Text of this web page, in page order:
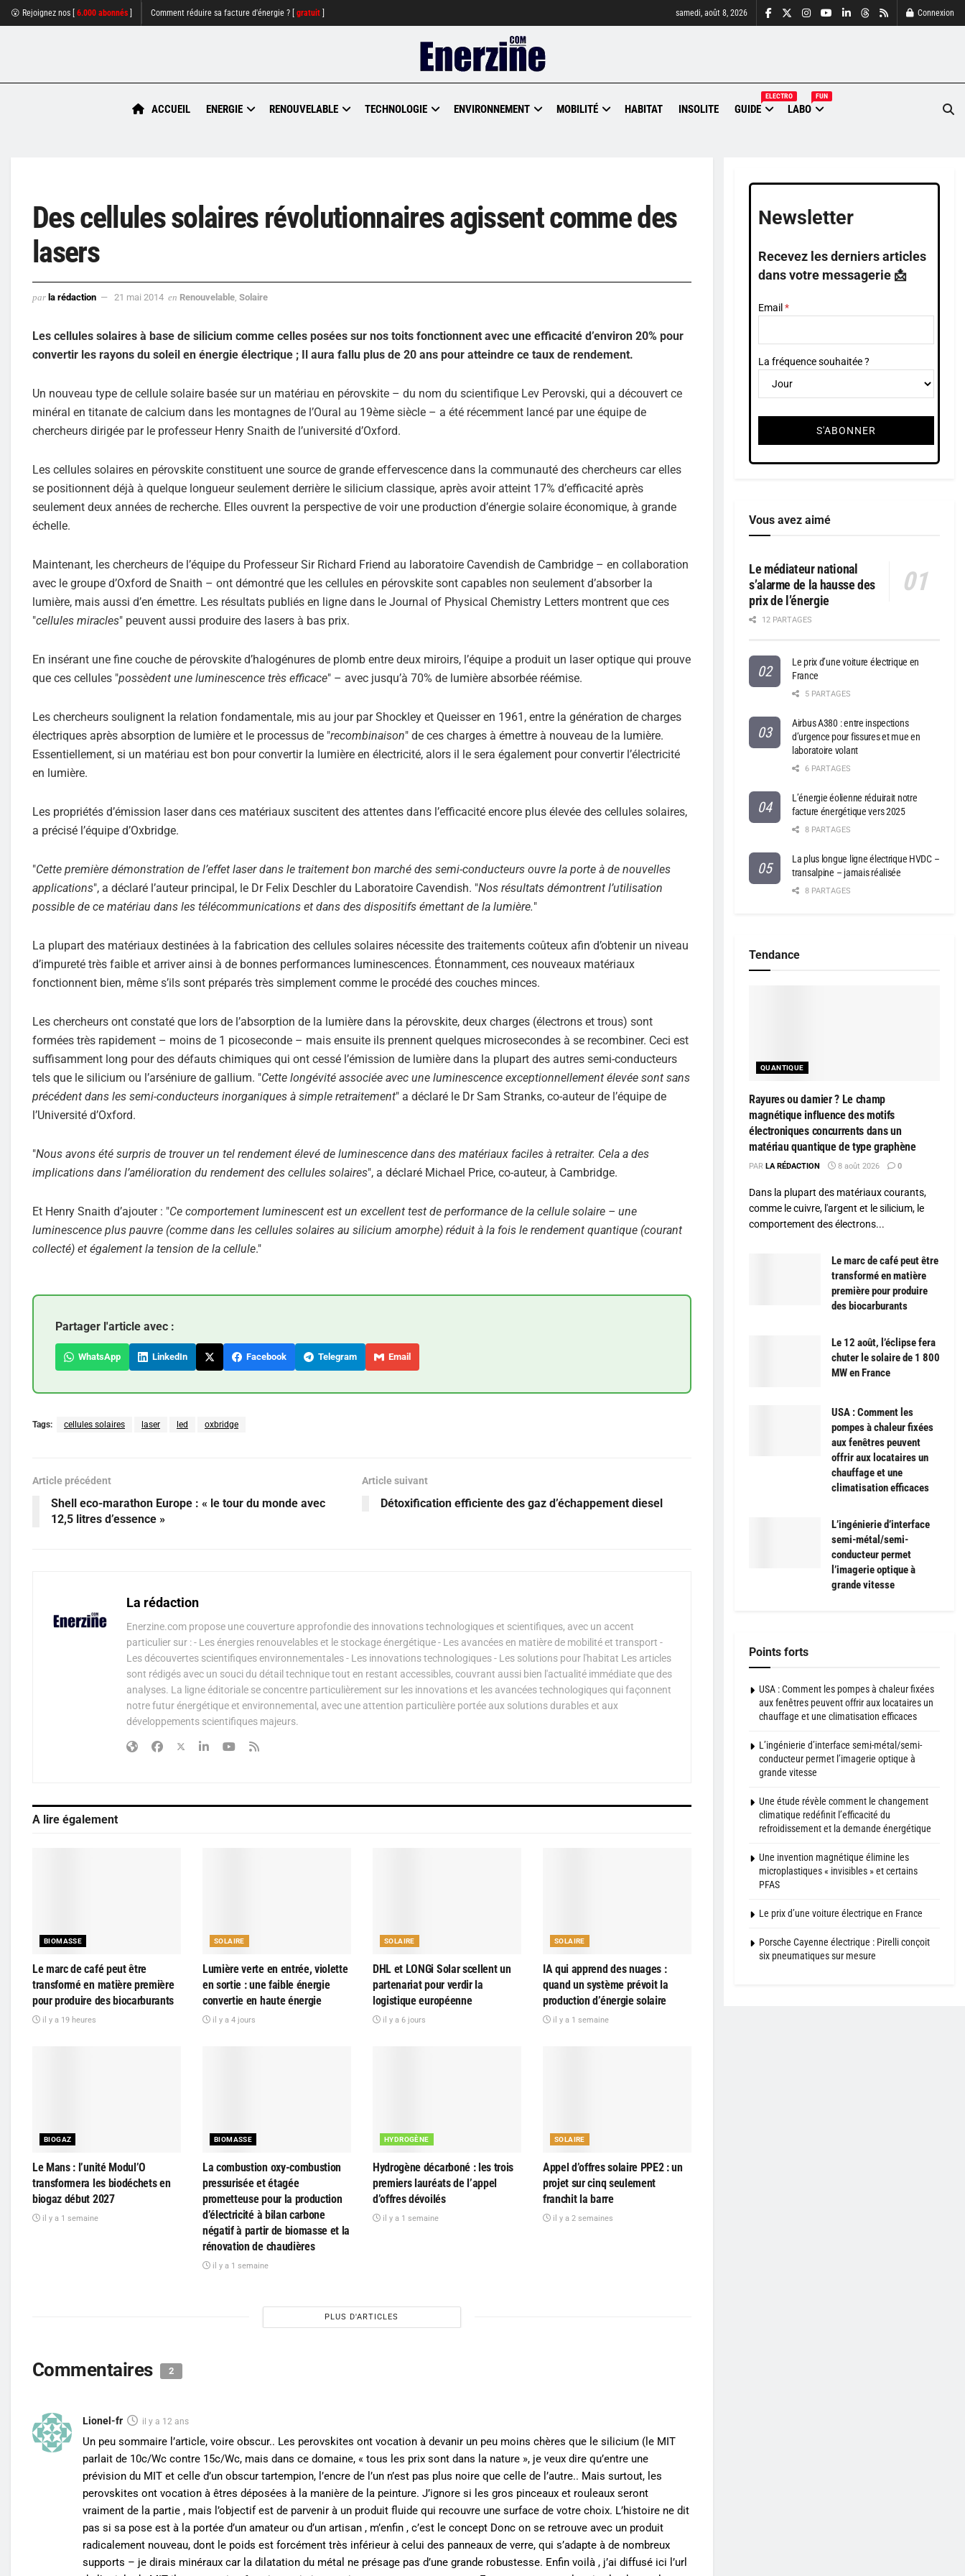
😮 Rejoignez nos [ 6.000 abonnés Comment réduire sa facture d'énergie ? [ gratuit samedi, août 8, 2026 Connexion
ACCUEIL ENERGIE RENOUVELABLE TECHNOLOGIE ENVIRONNEMENT MOBILITÉ HABITAT INSOLITE GUIDE
ELECTRO
LABO
FUN
Des cellules solaires révolutionnaires agissent comme des
lasers
par la rédaction 21 mai 2014 en Renouvelable Solaire
Les cellules solaires à base de silicium comme celles posées sur nos toits fonctionnent avec une efficacité d’environ 20% pour
convertir les rayons du soleil en énergie électrique ; Il aura fallu plus de 20 ans pour atteindre ce taux de rendement.
Un nouveau type de cellule solaire basée sur un matériau en pérovskite – du nom du scientifique Lev Perovski, qui a découvert ce
minéral en titanate de calcium dans les montagnes de l’Oural au 19ème siècle – a été récemment lancé par une équipe de
chercheurs dirigée par le professeur Henry Snaith de l’université d’Oxford.
Les cellules solaires en pérovskite constituent une source de grande effervescence dans la communauté des chercheurs car elles
se positionnent déjà à quelque longueur seulement derrière le silicium classique, après avoir atteint 17% d’efficacité après
seulement deux années de recherche. Elles ouvrent la perspective de voir une production d’énergie solaire économique, à grande
échelle.
Maintenant, les chercheurs de l’équipe du Professeur Sir Richard Friend au laboratoire Cavendish de Cambridge – en collaboration
avec le groupe d’Oxford de Snaith – ont démontré que les cellules en pérovskite sont capables non seulement d’absorber la
lumière, mais aussi d’en émettre. Les résultats publiés en ligne dans le Journal of Physical Chemistry Letters montrent que ces
"cellules miracles" peuvent aussi produire des lasers à bas prix.
En insérant une fine couche de pérovskite d’halogénures de plomb entre deux miroirs, l’équipe a produit un laser optique qui prouve
que ces cellules "possèdent une luminescence très efficace" – avec jusqu’à 70% de lumière absorbée réémise.
Les chercheurs soulignent la relation fondamentale, mis au jour par Shockley et Queisser en 1961, entre la génération de charges
électriques après absorption de lumière et le processus de "recombinaison" de ces charges à émettre à nouveau de la lumière.
Essentiellement, si un matériau est bon pour convertir la lumière en électricité, alors il le sera également pour convertir l’électricité
en lumière.
Les propriétés d’émission laser dans ces matériaux suscitent des attentes dans l’efficacité encore plus élevée des cellules solaires,
a précisé l’équipe d’Oxbridge.
"Cette première démonstration de l’effet laser dans le traitement bon marché des semi-conducteurs ouvre la porte à de nouvelles
applications", a déclaré l’auteur principal, le Dr Felix Deschler du Laboratoire Cavendish. "Nos résultats démontrent l’utilisation
possible de ce matériau dans les télécommunications et dans des dispositifs émettant de la lumière."
La plupart des matériaux destinées à la fabrication des cellules solaires nécessite des traitements coûteux afin d’obtenir un niveau
d’impureté très faible et arriver ainsi à de bonnes performances luminescences. Étonnamment, ces nouveaux matériaux
fonctionnent bien, même s’ils sont préparés très simplement comme le procédé des couches minces.
Les chercheurs ont constaté que lors de l’absorption de la lumière dans la pérovskite, deux charges (électrons et trous) sont
formées très rapidement – moins de 1 picoseconde – mais ensuite ils prennent quelques microsecondes à se recombiner. Ceci est
suffisamment long pour des défauts chimiques qui ont cessé l’émission de lumière dans la plupart des autres semi-conducteurs
tels que le silicium ou l’arséniure de gallium. "Cette longévité associée avec une luminescence exceptionnellement élevée sont sans
précédent dans les semi-conducteurs inorganiques à simple retraitement" a déclaré le Dr Sam Stranks, co-auteur de l’équipe de
l’Université d’Oxford.
"Nous avons été surpris de trouver un tel rendement élevé de luminescence dans des matériaux faciles à retraiter. Cela a des
implications dans l’amélioration du rendement des cellules solaires", a déclaré Michael Price, co-auteur, à Cambridge.
Et Henry Snaith d’ajouter : "Ce comportement luminescent est un excellent test de performance de la cellule solaire – une
luminescence plus pauvre (comme dans les cellules solaires au silicium amorphe) réduit à la fois le rendement quantique (courant
collecté) et également la tension de la cellule."
Partager l'article avec :
WhatsApp LinkedIn Facebook Telegram Email
Tags: cellules solaires laser led oxbridge
Article précédent
Shell eco-marathon Europe : « le tour du monde avec
12,5 litres d’essence »
Article suivant
Détoxification efficiente des gaz d’échappement diesel
La rédaction
Enerzine.com propose une couverture approfondie des innovations technologiques et scientifiques, avec un accent
particulier sur : - Les énergies renouvelables et le stockage énergétique - Les avancées en matière de mobilité et transport -
Les découvertes scientifiques environnementales - Les innovations technologiques - Les solutions pour l'habitat Les articles
sont rédigés avec un souci du détail technique tout en restant accessibles, couvrant aussi bien l'actualité immédiate que des
analyses. La ligne éditoriale se concentre particulièrement sur les innovations et les avancées technologiques qui façonnent
notre futur énergétique et environnemental, avec une attention particulière portée aux solutions durables et aux
développements scientifiques majeurs.
A lire également
BIOMASSE
Le marc de café peut être
transformé en matière première
pour produire des biocarburants
il y a 19 heures
SOLAIRE
Lumière verte en entrée, violette
en sortie : une faible énergie
convertie en haute énergie
il y a 4 jours
SOLAIRE
DHL et LONGi Solar scellent un
partenariat pour verdir la
logistique européenne
il y a 6 jours
SOLAIRE
IA qui apprend des nuages :
quand un système prévoit la
production d’énergie solaire
il y a 1 semaine
BIOGAZ
Le Mans : l’unité Modul’O
transformera les biodéchets en
biogaz début 2027
il y a 1 semaine
BIOMASSE
La combustion oxy-combustion
pressurisée et étagée
prometteuse pour la production
d’électricité à bilan carbone
négatif à partir de biomasse et la
rénovation de chaudières
il y a 1 semaine
HYDROGÈNE
Hydrogène décarboné : les trois
premiers lauréats de l’appel
d’offres dévoilés
il y a 1 semaine
SOLAIRE
Appel d’offres solaire PPE2 : un
projet sur cinq seulement
franchit la barre
il y a 2 semaines
PLUS D'ARTICLES
Commentaires 2
Lionel-fr il y a 12 ans
Un peu sommaire l’article, voire obscur.. Les perovskites ont vocation à devanir un peu moins chères que le silicium (le MIT
parlait de 10c/Wc contre 15c/Wc, mais dans ce domaine, « tous les prix sont dans la nature », je veux dire qu’entre une
prévision du MIT et celle d’un obscur tartempion, l’encre de l’un n’est pas plus noire que celle de l’autre.. Mais surtout, les
perovskites ont vocation à êtres déposées à la manière de la peinture. J’ignore si les gros pinceaux et rouleaux seront
vraiment de la partie , mais l’objectif est de parvenir à un produit fluide qui recouvre une surface de votre choix. L’histoire ne dit
pas si sa pose est à la portée d’un amateur ou d’un artisan , m’enfin , c’est le concept Donc on se retrouve avec un produit
radicalement nouveau, dont le poids est forcément très inférieur à celui des panneaux de verre, qui s’adapte à de nombreux
supports – je dirais minéraux car la dilatation du métal ne présage pas d’une grande robustesse. Enfin voilà , j’ai diffusé ici l’url
Newsletter
Recevez les derniers articles
dans votre messagerie 📩
Email
La fréquence souhaitée ?
Vous avez aimé
Le médiateur national
s’alarme de la hausse des
prix de l’énergie
12 PARTAGES
Le prix d’une voiture électrique en
France
5 PARTAGES
Airbus A380 : entre inspections
d’urgence pour fissures et mue en
laboratoire volant
6 PARTAGES
L’énergie éolienne réduirait notre
facture énergétique vers 2025
8 PARTAGES
La plus longue ligne électrique HVDC –
transalpine – jamais réalisée
8 PARTAGES
Tendance
QUANTIQUE
Rayures ou damier ? Le champ
magnétique influence des motifs
électroniques concurrents dans un
matériau quantique de type graphène
PAR LA RÉDACTION 8 août 2026 0
Dans la plupart des matériaux courants,
comme le cuivre, l'argent et le silicium, le
comportement des électrons...
Le marc de café peut être
transformé en matière
première pour produire
des biocarburants
Le 12 août, l’éclipse fera
chuter le solaire de 1 800
MW en France
USA : Comment les
pompes à chaleur fixées
aux fenêtres peuvent
offrir aux locataires un
chauffage et une
climatisation efficaces
L’ingénierie d’interface
semi-métal/semi-
conducteur permet
l’imagerie optique à
grande vitesse
Points forts
USA : Comment les pompes à chaleur fixées
aux fenêtres peuvent offrir aux locataires un
chauffage et une climatisation efficaces
L’ingénierie d’interface semi-métal/semi-
conducteur permet l’imagerie optique à
grande vitesse
Une étude révèle comment le changement
climatique redéfinit l’efficacité du
refroidissement et la demande énergétique
Une invention magnétique élimine les
microplastiques « invisibles » et certains
PFAS
Le prix d’une voiture électrique en France
Porsche Cayenne électrique : Pirelli conçoit
six pneumatiques sur mesure